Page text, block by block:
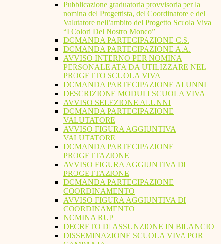
Pubblicazione graduatoria provvisoria per la
nomina del Progettista, del Coordinatore e del
Valutatore nell’ambito del Progetto Scuola Viva
“I Colori Del Nostro Mondo”
DOMANDA PARTECIPAZIONE C.S.
DOMANDA PARTECIPAZIONE A.A.
AVVISO INTERNO PER NOMINA
PERSONALE ATA DA UTILIZZARE NEL
PROGETTO SCUOLA VIVA
DOMANDA PARTECIPAZIONE ALUNNI
DESCRIZIONE MODULI SCUOLA VIVA
AVVISO SELEZIONE ALUNNI
DOMANDA PARTECIPAZIONE
VALUTATORE
AVVISO FIGURA AGGIUNTIVA
VALUTATORE
DOMANDA PARTECIPAZIONE
PROGETTAZIONE
AVVISO FIGURA AGGIUNTIVA DI
PROGETTAZIONE
DOMANDA PARTECIPAZIONE
COORDINAMENTO
AVVISO FIGURA AGGIUNTIVA DI
COORDINAMENTO
NOMINA RUP
DECRETO DI ASSUNZIONE IN BILANCIO
DISSEMINAZIONE SCUOLA VIVA POR